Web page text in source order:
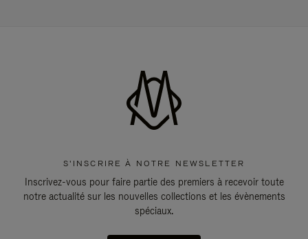
S'INSCRIRE À NOTRE NEWSLETTER
Inscrivez-vous pour faire partie des premiers à recevoir toute
notre actualité sur les nouvelles collections et les évènements
spéciaux.